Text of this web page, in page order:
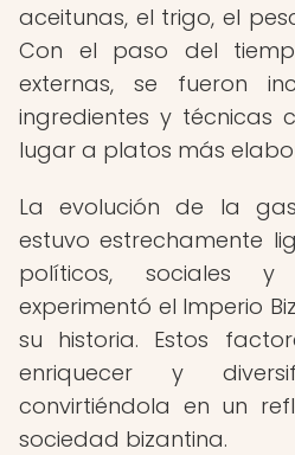
aceitunas, el trigo, el
Con el paso del
externas, se fueron
ingredientes y técnicas
lugar a platos más
La evolución de la
estuvo estrechamente
políticos, sociales y
experimentó el Imperio
su historia. Estos
enriquecer y
convirtiéndola en un
sociedad bizantina.